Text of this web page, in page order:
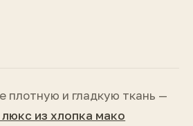
плотную и гладкую ткань —
из хлопка мако